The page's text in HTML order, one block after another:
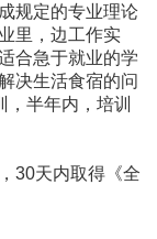
规定的专业理论
里，边工作实
合急于就业的学
决生活食宿的问
，半年内，培训
30天内取得《全